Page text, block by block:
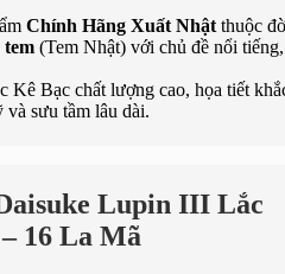
Chính Hãng Xuất Nhật thuộc
tem (Tem Nhật) với chủ đề nổi tiếng,
Kê Bạc chất lượng cao, họa tiết
và sưu tầm lâu dài.
Lupin III Lắc
16 La Mã